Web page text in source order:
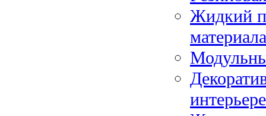
Жидкий
материала
интерьере